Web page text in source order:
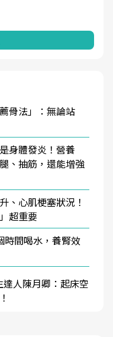
骨法」：無論站
身體發炎！營養
、抽筋，還能增強
、心肌梗塞狀況！
超重要
時間喝水，養腎效
人陳月卿：起床空